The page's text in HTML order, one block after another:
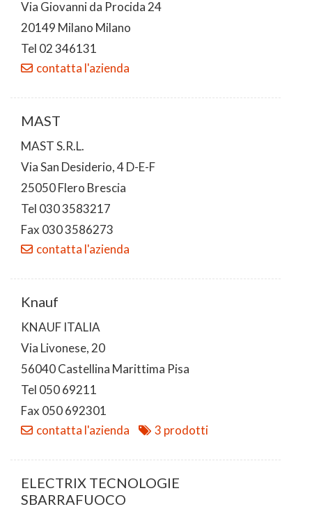
Via Giovanni da Procida 24
20149 Milano Milano
Tel 02 346131
contatta l'azienda
MAST
MAST S.R.L.
Via San Desiderio, 4 D-E-F
25050 Flero Brescia
Tel 030 3583217
Fax 030 3586273
contatta l'azienda
Knauf
KNAUF ITALIA
Via Livonese, 20
56040 Castellina Marittima Pisa
Tel 050 69211
Fax 050 692301
contatta l'azienda
3 prodotti
ELECTRIX TECNOLOGIE
SBARRAFUOCO